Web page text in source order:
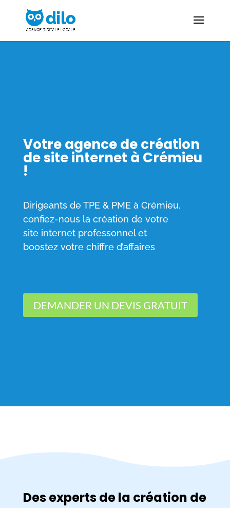
Votre agence de création
de site internet à Crémieu
!
Dirigeants de TPE & PME à Crémieu,
confiez-nous la création de votre
site internet professonnel et
boostez votre chiffre d’affaires
DEMANDER UN DEVIS GRATUIT
Des experts de la création de